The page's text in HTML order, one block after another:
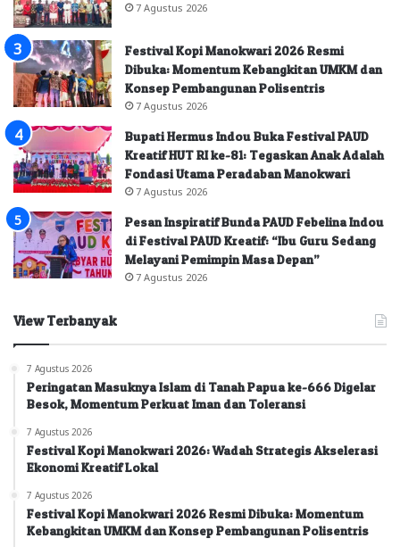
7 Agustus 2026
Festival Kopi Manokwari 2026 Resmi
Dibuka: Momentum Kebangkitan UMKM dan
Konsep Pembangunan Polisentris
7 Agustus 2026
Bupati Hermus Indou Buka Festival PAUD
Kreatif HUT RI ke-81: Tegaskan Anak Adalah
Fondasi Utama Peradaban Manokwari
7 Agustus 2026
Pesan Inspiratif Bunda PAUD Febelina Indou
di Festival PAUD Kreatif: “Ibu Guru Sedang
Melayani Pemimpin Masa Depan”
7 Agustus 2026
View Terbanyak
7 Agustus 2026
Peringatan Masuknya Islam di Tanah Papua ke-666 Digelar
Besok, Momentum Perkuat Iman dan Toleransi
7 Agustus 2026
Festival Kopi Manokwari 2026: Wadah Strategis Akselerasi
Ekonomi Kreatif Lokal
7 Agustus 2026
Festival Kopi Manokwari 2026 Resmi Dibuka: Momentum
Kebangkitan UMKM dan Konsep Pembangunan Polisentris